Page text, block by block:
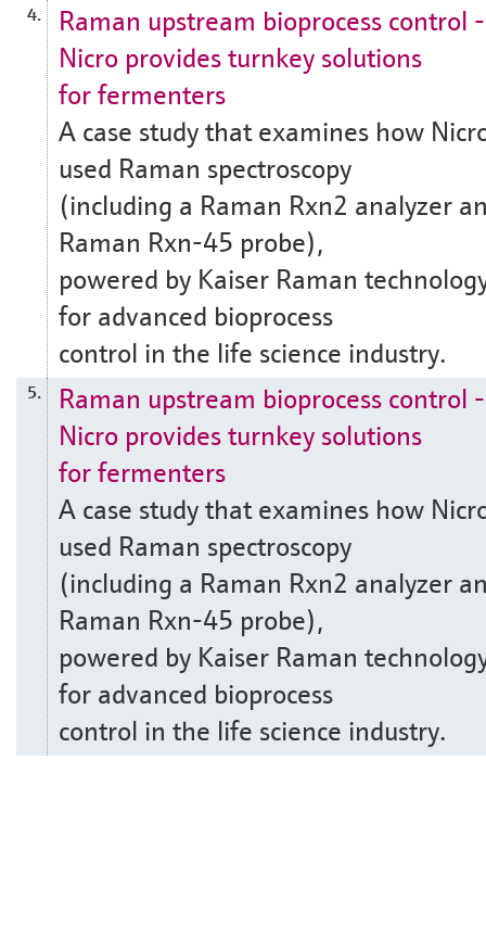
4.
Raman upstream bioprocess control -
Nicro provides turnkey solutions
for fermenters
A case study that examines how
used Raman spectroscopy
(including a Raman Rxn2 analyzer
Raman Rxn-45 probe),
powered by Kaiser Raman
for advanced bioprocess
control in the life science industry.
5.
Raman upstream bioprocess control -
Nicro provides turnkey solutions
for fermenters
A case study that examines how
used Raman spectroscopy
(including a Raman Rxn2 analyzer
Raman Rxn-45 probe),
powered by Kaiser Raman
for advanced bioprocess
control in the life science industry.